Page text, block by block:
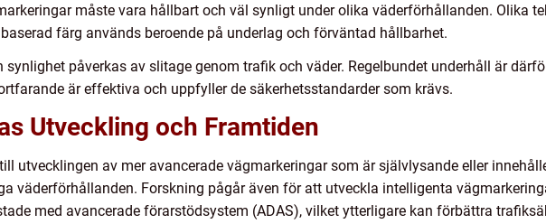
måste vara hållbart och väl synligt under olika väderförhållanden. Olika
färg används beroende på underlag och förväntad hållbarhet.
påverkas av slitage genom trafik och väder. Regelbundet underhåll är
är effektiva och uppfyller de säkerhetsstandarder som krävs.
Utveckling och Framtiden
utvecklingen av mer avancerade vägmarkeringar som är självlysande eller
väderförhållanden. Forskning pågår även för att utveckla intelligenta
med avancerade förarstödsystem (ADAS), vilket ytterligare kan förbättra